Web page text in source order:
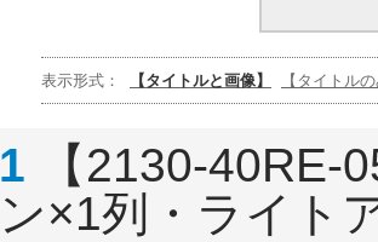
表示形式： 【タイトルと画像】 【タイトル
1
【2130-
ン×1列・ライト